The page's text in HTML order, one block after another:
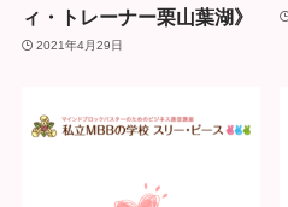
ィ・トレーナー栗山葉湖》
2021年4月29日